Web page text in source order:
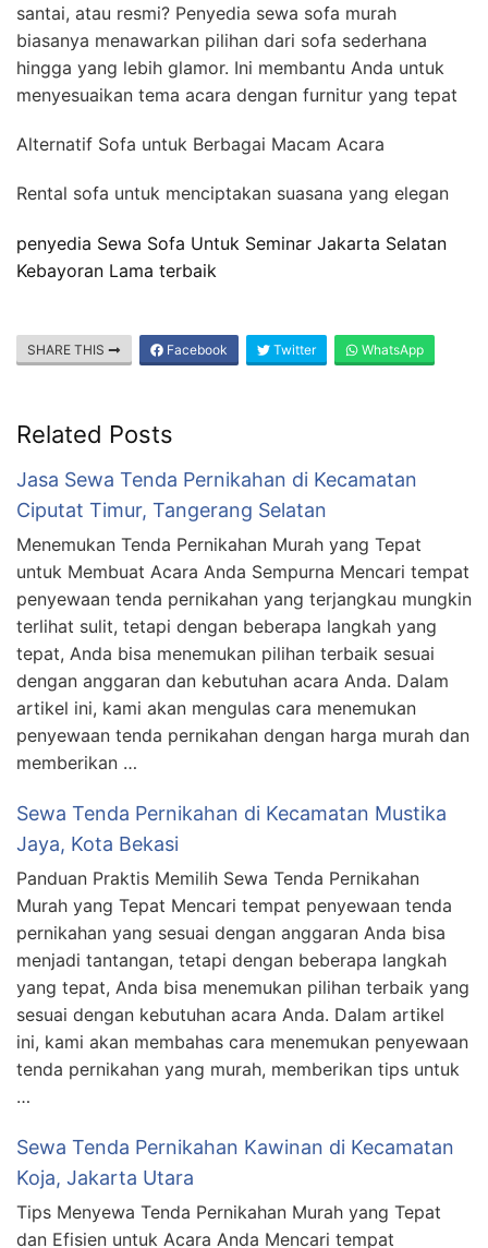
santai, atau resmi? Penyedia sewa sofa murah
biasanya menawarkan pilihan dari sofa sederhana
hingga yang lebih glamor. Ini membantu Anda untuk
menyesuaikan tema acara dengan furnitur yang tepat
Alternatif Sofa untuk Berbagai Macam Acara
Rental sofa untuk menciptakan suasana yang elegan
penyedia Sewa Sofa Untuk Seminar Jakarta Selatan
Kebayoran Lama terbaik
SHARE THIS Facebook Twitter WhatsApp
Related Posts
Jasa Sewa Tenda Pernikahan di Kecamatan
Ciputat Timur, Tangerang Selatan
Menemukan Tenda Pernikahan Murah yang Tepat
untuk Membuat Acara Anda Sempurna Mencari tempat
penyewaan tenda pernikahan yang terjangkau mungkin
terlihat sulit, tetapi dengan beberapa langkah yang
tepat, Anda bisa menemukan pilihan terbaik sesuai
dengan anggaran dan kebutuhan acara Anda. Dalam
artikel ini, kami akan mengulas cara menemukan
penyewaan tenda pernikahan dengan harga murah dan
memberikan …
Sewa Tenda Pernikahan di Kecamatan Mustika
Jaya, Kota Bekasi
Panduan Praktis Memilih Sewa Tenda Pernikahan
Murah yang Tepat Mencari tempat penyewaan tenda
pernikahan yang sesuai dengan anggaran Anda bisa
menjadi tantangan, tetapi dengan beberapa langkah
yang tepat, Anda bisa menemukan pilihan terbaik yang
sesuai dengan kebutuhan acara Anda. Dalam artikel
ini, kami akan membahas cara menemukan penyewaan
tenda pernikahan yang murah, memberikan tips untuk
…
Sewa Tenda Pernikahan Kawinan di Kecamatan
Koja, Jakarta Utara
Tips Menyewa Tenda Pernikahan Murah yang Tepat
dan Efisien untuk Acara Anda Mencari tempat